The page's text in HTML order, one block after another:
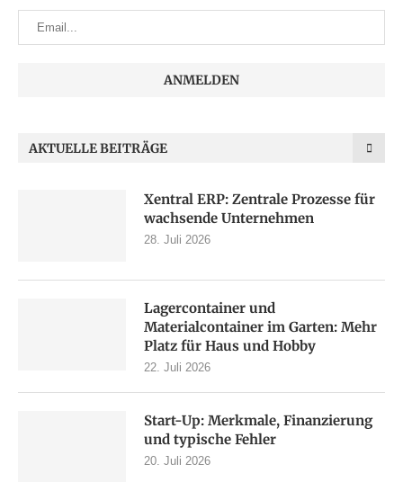
AKTUELLE BEITRÄGE
Xentral ERP: Zentrale Prozesse für
wachsende Unternehmen
28. Juli 2026
Lagercontainer und
Materialcontainer im Garten: Mehr
Platz für Haus und Hobby
22. Juli 2026
Start-Up: Merkmale, Finanzierung
und typische Fehler
20. Juli 2026